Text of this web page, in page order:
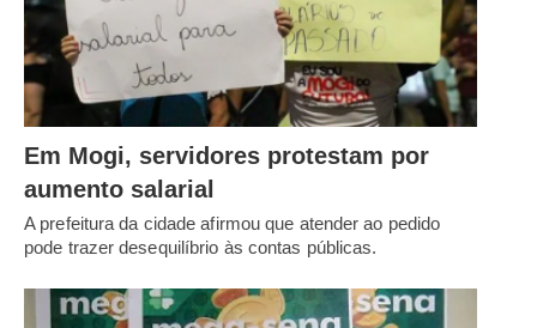
Em Mogi, servidores protestam por
aumento salarial
A prefeitura da cidade afirmou que atender ao pedido
pode trazer desequilíbrio às contas públicas.